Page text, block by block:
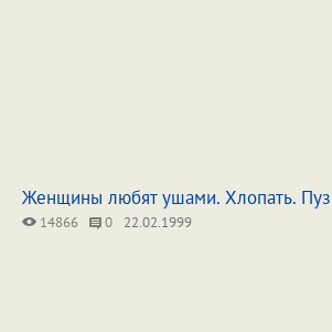
Женщины любят ушами. Хлопать.
14866 0 22.02.1999